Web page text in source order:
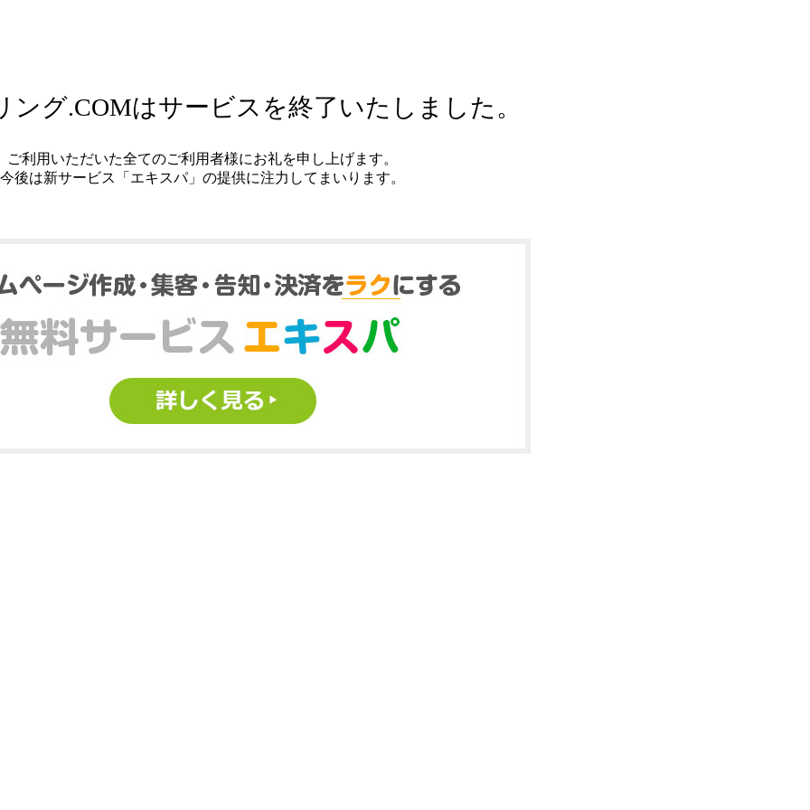
ング.COMはサービスを終了いたしました。
ご利用いただいた全てのご利用者様にお礼を申し上げます。
今後は新サービス「エキスパ」の提供に注力してまいります。